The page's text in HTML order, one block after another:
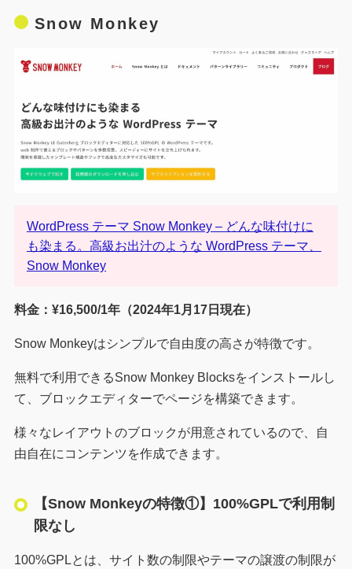
Snow Monkey
WordPress テーマ Snow Monkey – どんな味付けに
も染まる。高級お出汁のような WordPress テーマ、
Snow Monkey
料金：¥16,500/1年（2024年1月17日現在）
Snow Monkeyはシンプルで自由度の高さが特徴です。
無料で利用できるSnow Monkey Blocksをインストールし
て、ブロックエディターでページを構築できます。
様々なレイアウトのブロックが用意されているので、自
由自在にコンテンツを作成できます。
【Snow Monkeyの特徴①】100%GPLで利用制
限なし
100%GPLとは、サイト数の制限やテーマの譲渡の制限が